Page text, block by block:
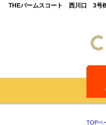
THEパームスコート 西川口 3号棟
TOPペ